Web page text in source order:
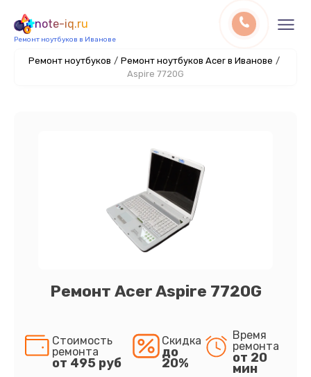
note-iq.ru
Ремонт ноутбуков в Иванове
Ремонт ноутбуков / Ремонт ноутбуков Acer в Иванове /
Aspire 7720G
Ремонт Acer Aspire 7720G
Стоимость
ремонта
от 495 руб
Скидка
до
20%
Время
ремонта
от 20
мин